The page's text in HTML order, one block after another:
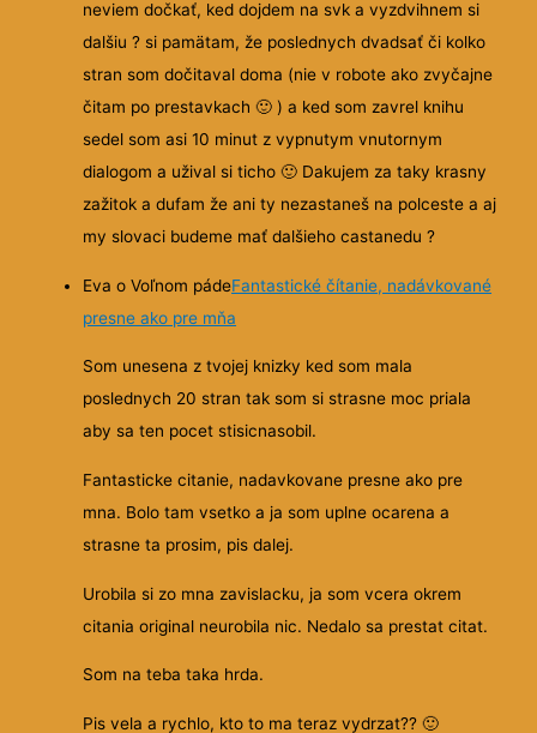
neviem dočkať, ked dojdem na svk a vyzdvihnem si
dalšiu ? si pamätam, že poslednych dvadsať či kolko
stran som dočitaval doma (nie v robote ako zvyčajne
čitam po prestavkach🙂 ) a ked som zavrel knihu
sedel som asi 10 minut z vypnutym vnutornym
dialogom a užival si ticho🙂 Dakujem za taky krasny
zažitok a dufam že ani ty nezastaneš na polceste a aj
my slovaci budeme mať dalšieho castanedu ?
Eva o Voľnom pádeFantastické čítanie, nadávkované
presne ako pre mňa
Som unesena z tvojej knizky ked som mala
poslednych 20 stran tak som si strasne moc priala
aby sa ten pocet stisicnasobil.
Fantasticke citanie, nadavkovane presne ako pre
mna. Bolo tam vsetko a ja som uplne ocarena a
strasne ta prosim, pis dalej.
Urobila si zo mna zavislacku, ja som vcera okrem
citania original neurobila nic. Nedalo sa prestat citat.
Som na teba taka hrda.
Pis vela a rychlo, kto to ma teraz vydrzat??🙂